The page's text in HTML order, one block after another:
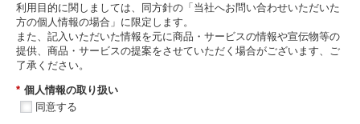
利用目的に関しましては、同方針の「当社へお問い合わせいただいた
方の個人情報の場合」に限定します。
また、記入いただいた情報を元に商品・サービスの情報や宣伝物等の
提供、商品・サービスの提案をさせていただく場合がございます、ご
了承ください。
* 個人情報の取り扱い
同意する